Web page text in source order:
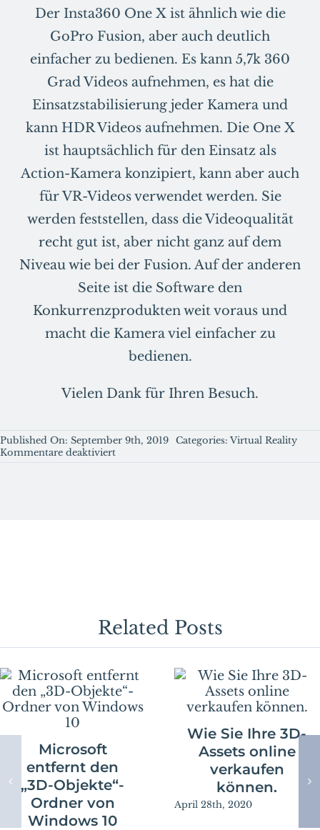
Der Insta360 One X ist ähnlich wie die
GoPro Fusion, aber auch deutlich
einfacher zu bedienen. Es kann 5,7k 360
Grad Videos aufnehmen, es hat die
Einsatzstabilisierung jeder Kamera und
kann HDR Videos aufnehmen. Die One X
ist hauptsächlich für den Einsatz als
Action-Kamera konzipiert, kann aber auch
für VR-Videos verwendet werden. Sie
werden feststellen, dass die Videoqualität
recht gut ist, aber nicht ganz auf dem
Niveau wie bei der Fusion. Auf der anderen
Seite ist die Software den
Konkurrenzprodukten weit voraus und
macht die Kamera viel einfacher zu
bedienen.
Vielen Dank für Ihren Besuch.
Published On: September 9th, 2019 Categories: Virtual Reality
Kommentare deaktiviertfür
Related Posts
Microsoft
entfernt den
„3D-Objekte“-
Ordner von
Windows 10
Wie Sie Ihre 3D-
Assets online
verkaufen
können.
April 28th, 2020